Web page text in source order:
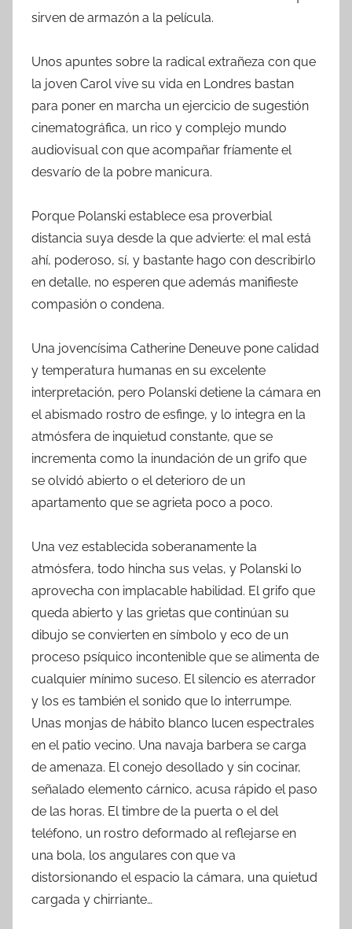
sirven de armazón a la película.
Unos apuntes sobre la radical extrañeza con que
la joven Carol vive su vida en Londres bastan
para poner en marcha un ejercicio de sugestión
cinematográfica, un rico y complejo mundo
audiovisual con que acompañar fríamente el
desvarío de la pobre manicura.
Porque Polanski establece esa proverbial
distancia suya desde la que advierte: el mal está
ahí, poderoso, sí, y bastante hago con describirlo
en detalle, no esperen que además manifieste
compasión o condena.
Una jovencísima Catherine Deneuve pone calidad
y temperatura humanas en su excelente
interpretación, pero Polanski detiene la cámara en
el abismado rostro de esfinge, y lo integra en la
atmósfera de inquietud constante, que se
incrementa como la inundación de un grifo que
se olvidó abierto o el deterioro de un
apartamento que se agrieta poco a poco.
Una vez establecida soberanamente la
atmósfera, todo hincha sus velas, y Polanski lo
aprovecha con implacable habilidad. El grifo que
queda abierto y las grietas que continúan su
dibujo se convierten en símbolo y eco de un
proceso psíquico incontenible que se alimenta de
cualquier mínimo suceso. El silencio es aterrador
y los es también el sonido que lo interrumpe.
Unas monjas de hábito blanco lucen espectrales
en el patio vecino. Una navaja barbera se carga
de amenaza. El conejo desollado y sin cocinar,
señalado elemento cárnico, acusa rápido el paso
de las horas. El timbre de la puerta o el del
teléfono, un rostro deformado al reflejarse en
una bola, los angulares con que va
distorsionando el espacio la cámara, una quietud
cargada y chirriante…